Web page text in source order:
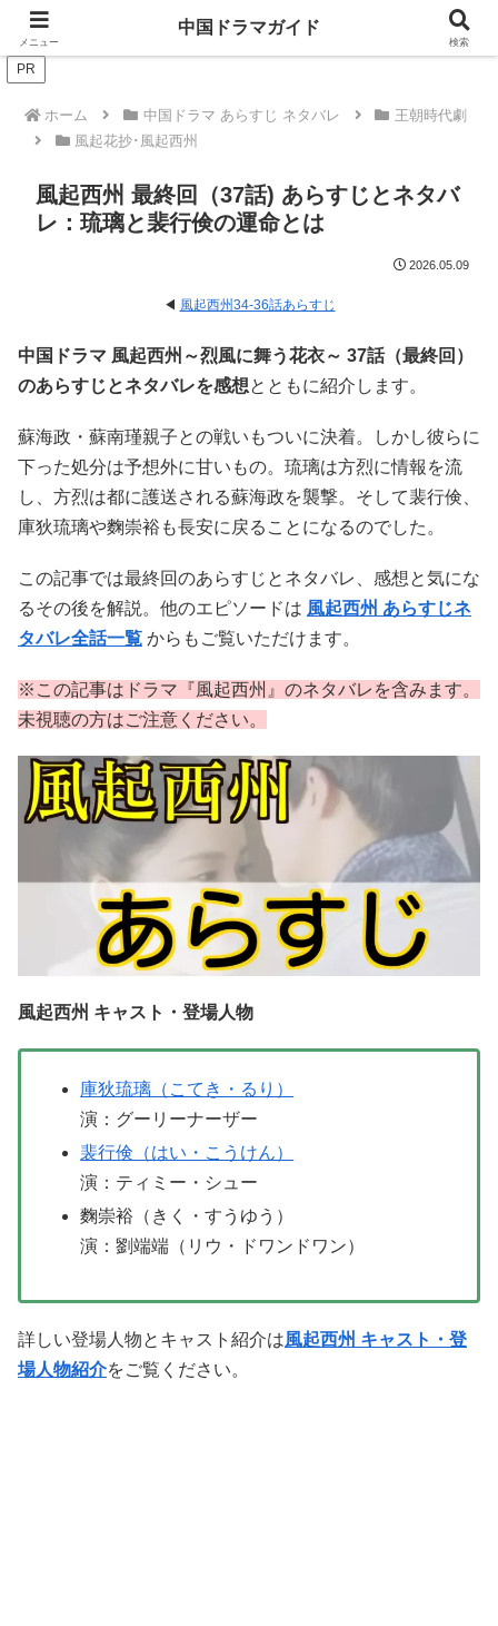
ドラマは歴史を知るともっと面白い！
PR
ホーム 中国ドラマ あらすじ ネタバレ
王朝時代劇
風起花抄･風起西州
風起西州 最終回（37話) あらすじとネタバ
レ：琉璃と裴行倹の運命とは
2026.05.09
◀ 風起西州34-36話あらすじ
中国ドラマ 風起西州～烈風に舞う花衣～ 37話（最終回）
のあらすじとネタバレを感想とともに紹介します。
蘇海政・蘇南瑾親子との戦いもついに決着。しかし彼らに
下った処分は予想外に甘いもの。琉璃は方烈に情報を流
し、方烈は都に護送される蘇海政を襲撃。そして裴行倹、
庫狄琉璃や麴崇裕も長安に戻ることになるのでした。
この記事では最終回のあらすじとネタバレ、感想と気にな
るその後を解説。他のエピソードは 風起西州 あらすじネ
タバレ全話一覧 からもご覧いただけます。
※この記事はドラマ『風起西州』のネタバレを含みます。
未視聴の方はご注意ください。
風起西州 キャスト・登場人物
庫狄琉璃（こてき・るり）
演：グーリーナーザー
裴行倹（はい・こうけん）
演：ティミー・シュー
麴崇裕（きく・すうゆう）
演：劉端端（リウ・ドワンドワン）
詳しい登場人物とキャスト紹介は風起西州 キャスト・登
場人物紹介をご覧ください。
メニュー
中国ドラマガイド
検索